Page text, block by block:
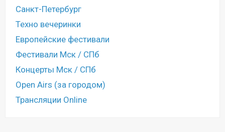
Санкт-Петербург
Техно вечеринки
Европейские фестивали
Фестивали Мск / СПб
Концерты Мск / СПб
Open Airs (за городом)
Трансляции Online